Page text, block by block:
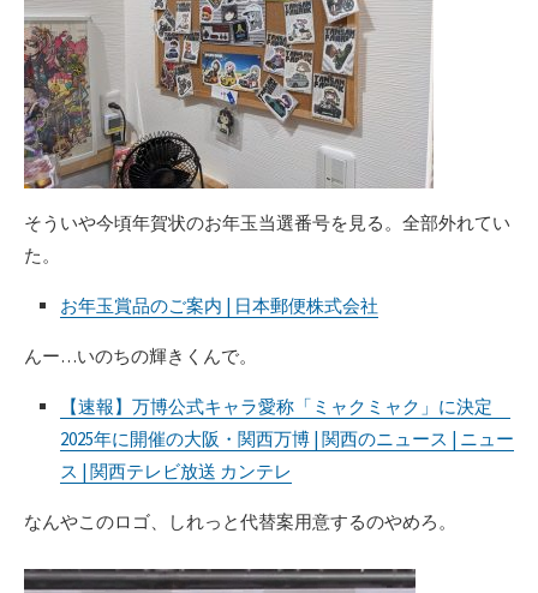
そういや今頃年賀状のお年玉当選番号を見る。全部外れてい
た。
お年玉賞品のご案内 | 日本郵便株式会社
んー…いのちの輝きくんで。
【速報】万博公式キャラ愛称「ミャクミャク」に決定
2025年に開催の大阪・関西万博 | 関西のニュース | ニュー
ス | 関西テレビ放送 カンテレ
なんやこのロゴ、しれっと代替案用意するのやめろ。